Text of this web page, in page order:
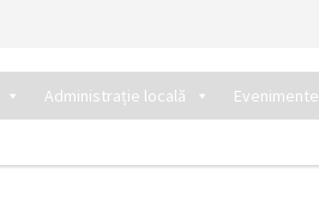
Administrație locală Evenimente